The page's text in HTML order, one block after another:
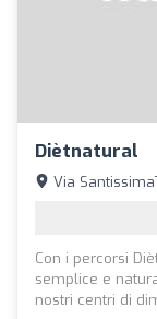
Diètnatural
Via
Con i percorsi
semplice e
nostri centri di